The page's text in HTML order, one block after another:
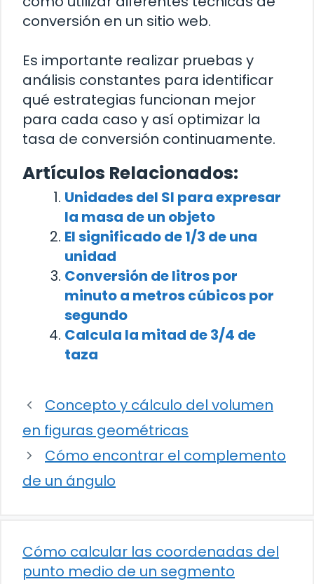
conversión en un sitio web.
Es importante realizar pruebas y
análisis constantes para identificar
qué estrategias funcionan mejor
para cada caso y así optimizar la
tasa de conversión continuamente.
Artículos Relacionados:
Unidades del SI para expresar
la masa de un objeto
El significado de 1/3 de una
unidad
Conversión de litros por
minuto a metros cúbicos por
segundo
Calcula la mitad de 3/4 de
taza
Concepto y cálculo del volumen
en figuras geométricas
Cómo encontrar el complemento
de un ángulo
Cómo calcular las coordenadas del
punto medio de un segmento